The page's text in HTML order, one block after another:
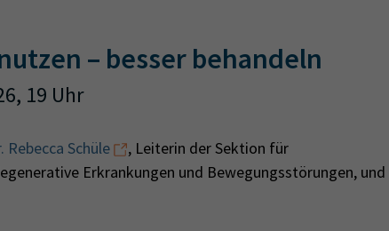
– besser behandeln
19 Uhr
Rebecca Schüle
, Leiterin der Sektion für
Erkrankungen und Bewegungsstörungen, und